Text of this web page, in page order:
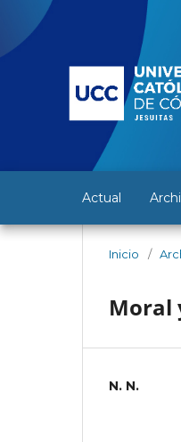
Actual
Inicio /
Moral
N. N.